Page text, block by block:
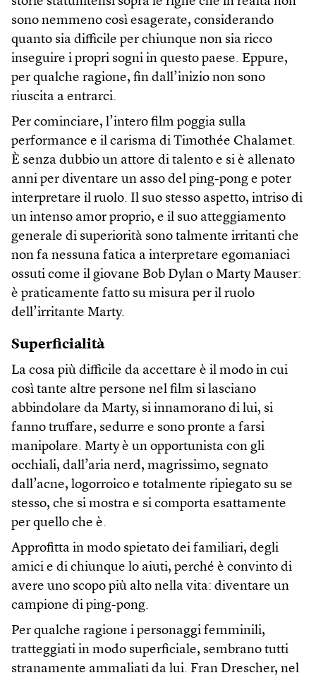
sono nemmeno così esagerate, considerando
quanto sia difficile per chiunque non sia ricco
inseguire i propri sogni in questo paese. Eppure,
per qualche ragione, fin dall’inizio non sono
riuscita a entrarci.
Per cominciare, l’intero film poggia sulla
performance e il carisma di Timothée Chalamet.
È senza dubbio un attore di talento e si è allenato
anni per diventare un asso del ping-pong e poter
interpretare il ruolo. Il suo stesso aspetto, intriso di
un intenso amor proprio, e il suo atteggiamento
generale di superiorità sono talmente irritanti che
non fa nessuna fatica a interpretare egomaniaci
ossuti come il giovane Bob Dylan o Marty Mauser:
è praticamente fatto su misura per il ruolo
dell’irritante Marty.
Superficialità
La cosa più difficile da accettare è il modo in cui
così tante altre persone nel film si lasciano
abbindolare da Marty, si innamorano di lui, si
fanno truffare, sedurre e sono pronte a farsi
manipolare. Marty è un opportunista con gli
occhiali, dall’aria nerd, magrissimo, segnato
dall’acne, logorroico e totalmente ripiegato su se
stesso, che si mostra e si comporta esattamente
per quello che è.
Approfitta in modo spietato dei familiari, degli
amici e di chiunque lo aiuti, perché è convinto di
avere uno scopo più alto nella vita: diventare un
campione di ping-pong.
Per qualche ragione i personaggi femminili,
tratteggiati in modo superficiale, sembrano tutti
stranamente ammaliati da lui. Fran Drescher, nel